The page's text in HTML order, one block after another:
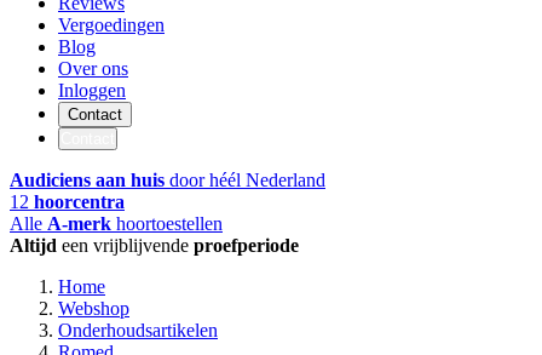
Vergoedingen
Blog
Over ons
Inloggen
Contact
Audiciens aan huis door héél Nederland
12 hoorcentra
Alle A-merk hoortoestellen
Altijd een vrijblijvende proefperiode
Home
Webshop
Onderhoudsartikelen